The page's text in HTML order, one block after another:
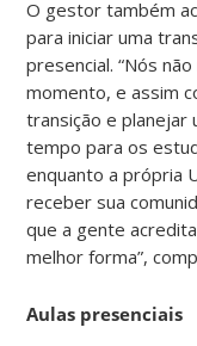
O gestor também
para iniciar uma
presencial. “Nós
momento, e assim
transição e planejar
tempo para os
enquanto a própria
receber sua
que a gente
melhor forma”,
Aulas presenciais